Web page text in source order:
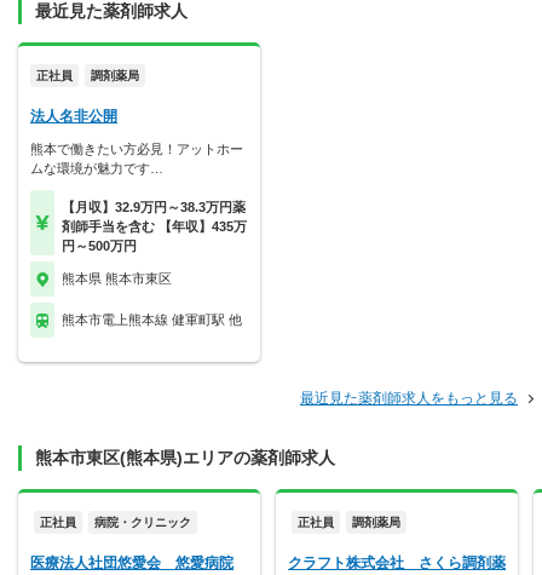
最近見た薬剤師求人
正社員 調剤薬局
法人名非公開
熊本で働きたい方必見！アットホー
ムな環境が魅力です…
【月収】32.9万円～38.3万円薬
剤師手当を含む 【年収】435万
円～500万円
熊本県 熊本市東区
熊本市電上熊本線 健軍町駅 他
最近見た薬剤師求人をもっと見る
熊本市東区(熊本県)エリアの薬剤師求人
正社員 病院・クリニック
医療法人社団悠愛会 悠愛病院
正社員 調剤薬局
クラフト株式会社 さくら調剤薬